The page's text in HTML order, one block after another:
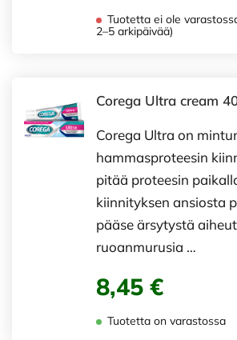
Tuotetta ei ole
2–5 arkipäivää)
Corega Ultra cream
Corega Ultra on
hammasproteesin
pitää proteesin
kiinnityksen ansiosta
pääse ärsytystä
ruoanmurusia …
8,45 €
Tuotetta on varastossa